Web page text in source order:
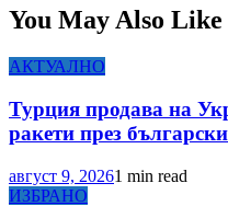
You May Also Like
АКТУАЛНО
Турция продава на
ракети през
август 9, 20261 min read
ИЗБРАНО